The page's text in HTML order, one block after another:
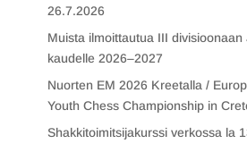
26.7.2026
Muista ilmoittautua III divisioonaan
kaudelle 2026–2027
Nuorten EM 2026 Kreetalla /
Youth Chess Championship in
Shakkitoimitsijakurssi verkossa la